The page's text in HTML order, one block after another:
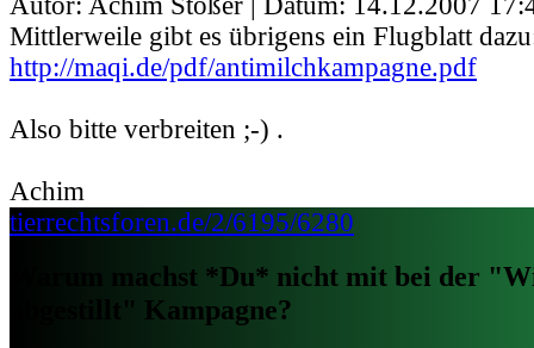
Mittlerweile gibt es übrigens ein Flugblatt
http://maqi.de/pdf/antimilchkampagne.pdf
Also bitte verbreiten ;-) .
Achim
tierrechtsforen.de/2/6195/6280
Warum machst *Du* nicht mit bei der
abgestillt" Kampagne?